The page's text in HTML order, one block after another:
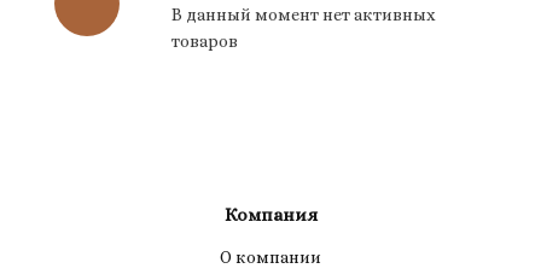
В данный момент нет активных
товаров
Компания
О компании